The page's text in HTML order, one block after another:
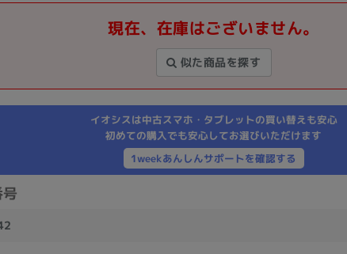
現在、在庫はございません。
似た商品を探す
イオシスは中古スマホ・タブレットの買い替えも安心
初めての購入でも安心してお選びいただけます
1weekあんしんサポートを確認する
メーカー
Apple SONY TOSHIBA
Asus HP